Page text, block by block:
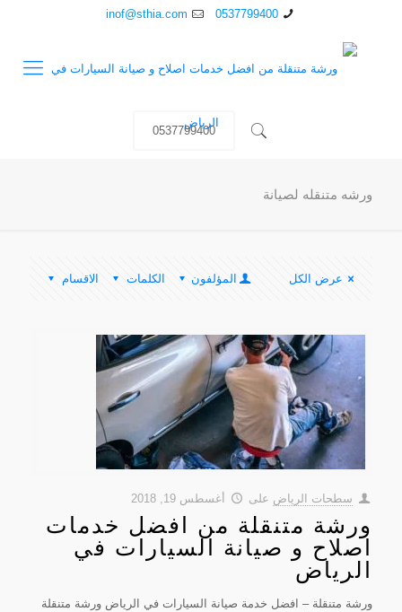
0537799400
inof@sthia.com
0537799400
ورشه متنقله لصيانة
الاقسام الكلمات المؤلفون عرض الكل
سطحات الرياض على أغسطس 19, 2018
ورشة متنقلة من افضل خدمات
اصلاح و صيانة السيارات في
الرياض
ورشة متنقلة – افضل خدمة صيانة السيارات في الرياض ورشة متنقلة